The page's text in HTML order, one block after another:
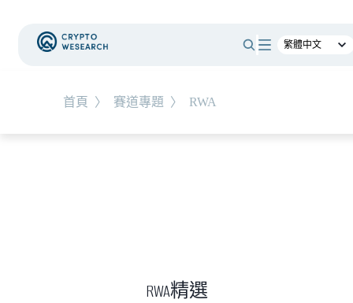
首頁 〉 賽道專題 〉 RWA
總體經濟 #Corporate Adoption
RWA精選